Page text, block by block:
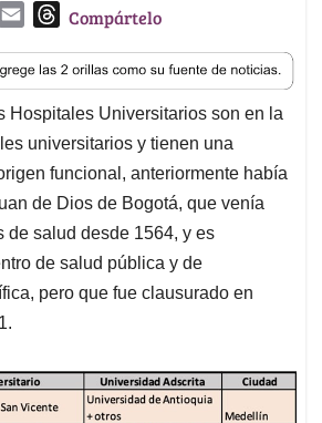
a
i
l
T
r
e
a
d
s
Compártelo
Hospitales Universitarios son en la
universitarios y tienen una
funcional, anteriormente había
de Dios de Bogotá, que venía
de salud desde 1564, y es
de salud pública y de
pero que fue clausurado en